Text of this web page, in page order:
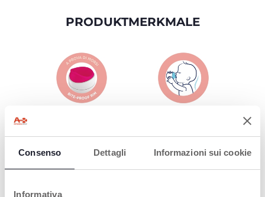
Consenso Dettagli Informazioni sui cookie
Informativa
PRODUKTMERKMALE